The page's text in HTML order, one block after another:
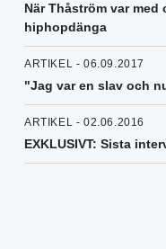
När Thåström var
hiphopdänga
ARTIKEL - 06.09.2017
"Jag var en slav och
ARTIKEL - 02.06.2016
EXKLUSIVT: Sista